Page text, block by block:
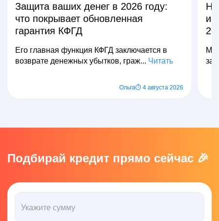
Защита ваших денег в 2026 году:
что покрывает обновленная
гарантия КФГД
Его главная функция КФГД заключается в
возврате денежных убытков, граж... Читать
Ольга⏱ 4 августа 2026
Подбирай кредит прямо сейчас 🎉
Укажите сумму